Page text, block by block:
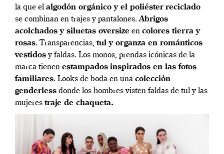
la que el algodón orgánico y el poliéster reciclado
se combinan en trajes y pantalones.Abrigos
acolchados y siluetas oversize en colores tierra y
rosas. Transparencias, tul y organza en románticos
vestidosy faldas. Los monos, prendas icónicas de la
marca tienen estampados inspirados en las fotos
familiares. Looks de boda en una colección
genderless donde los hombres visten faldas de tul y las
mujeres traje de chaqueta.